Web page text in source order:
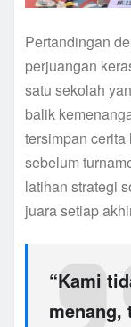
Pertandingan
perjuangan
satu sekolah
balik
tersimpan
sebelum
latihan strategi
juara setiap
“Kami